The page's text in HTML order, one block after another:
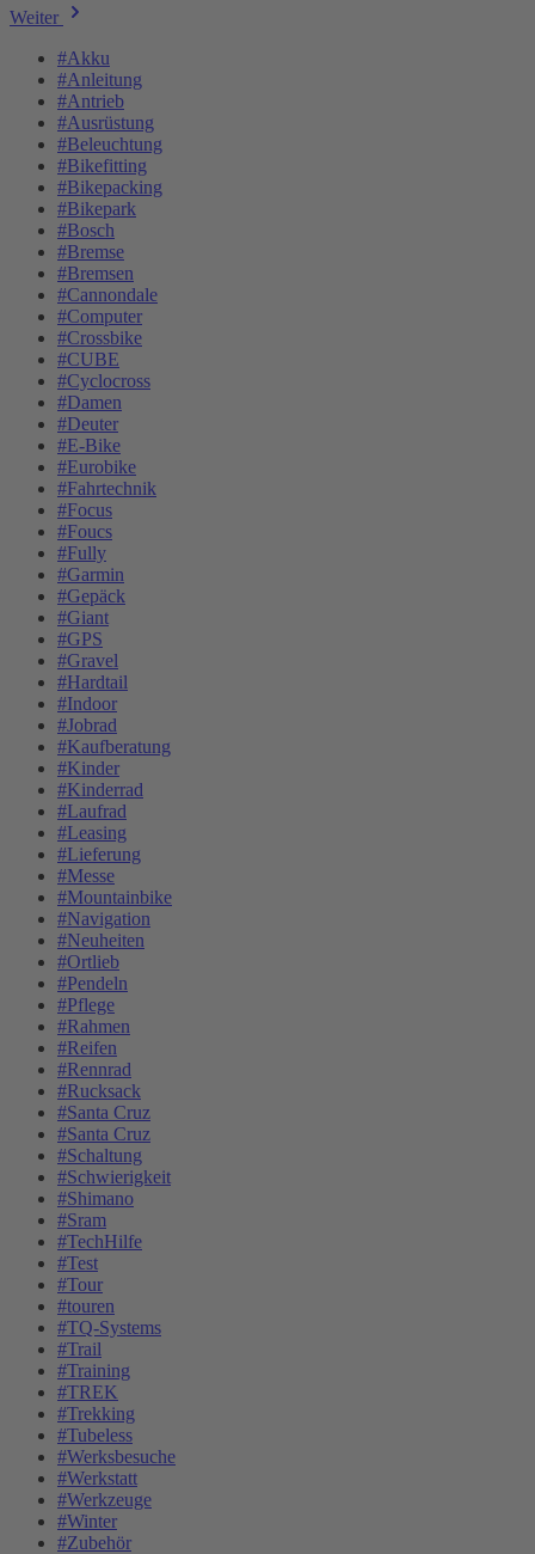
Weiter
#Akku
#Anleitung
#Antrieb
#Ausrüstung
#Beleuchtung
#Bikefitting
#Bikepacking
#Bikepark
#Bosch
#Bremse
#Bremsen
#Cannondale
#Computer
#Crossbike
#CUBE
#Cyclocross
#Damen
#Deuter
#E-Bike
#Eurobike
#Fahrtechnik
#Focus
#Foucs
#Fully
#Garmin
#Gepäck
#Giant
#GPS
#Gravel
#Hardtail
#Indoor
#Jobrad
#Kaufberatung
#Kinder
#Kinderrad
#Laufrad
#Leasing
#Lieferung
#Messe
#Mountainbike
#Navigation
#Neuheiten
#Ortlieb
#Pendeln
#Pflege
#Rahmen
#Reifen
#Rennrad
#Rucksack
#Santa Cruz
#Santa Cruz
#Schaltung
#Schwierigkeit
#Shimano
#Sram
#TechHilfe
#Test
#Tour
#touren
#TQ-Systems
#Trail
#Training
#TREK
#Trekking
#Tubeless
#Werksbesuche
#Werkstatt
#Werkzeuge
#Winter
#Zubehör